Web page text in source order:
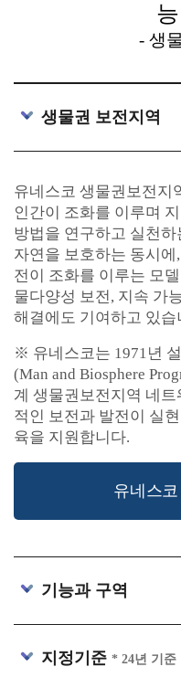
- 생
생물권 보전지역
유네스코 생물권보전지
인간이 조화를 이루며
방법을 연구하고 실천하
자연을 보호하는 동시
전이 조화를 이루는 모
물다양성 보전, 지속 가
해결에도 기여하고 있습
※ 유네스코는 1971년
(Man and Biosphere
계 생물권보전지역 네
적인 보전과 발전이 실
육을 지원합니다.
유네스
기능과 구역
지정기준 * 24년 기준